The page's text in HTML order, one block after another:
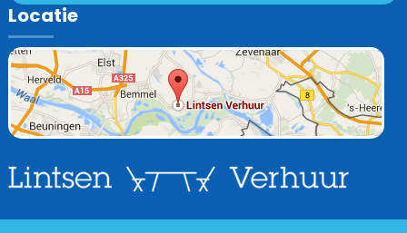
Locatie